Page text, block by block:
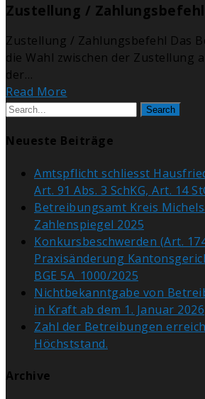
Zustellung / Zahlungsbefehl
Zustellung / Zahlungsbefehl Das
die Wahl zwischen der Zustellung
der…
Read More
Search
Neueste Beiträge
Amtspflicht schliesst
Art. 91 Abs. 3 SchKG, Art. 14
Betreibungsamt Kreis
Zahlenspiegel 2025
Konkursbeschwerden (Art.
Praxisänderung
BGE 5A_1000/2025
Nichtbekanntgabe von
in Kraft ab dem 1. Januar 2026
Zahl der Betreibungen
Höchststand.
Archive